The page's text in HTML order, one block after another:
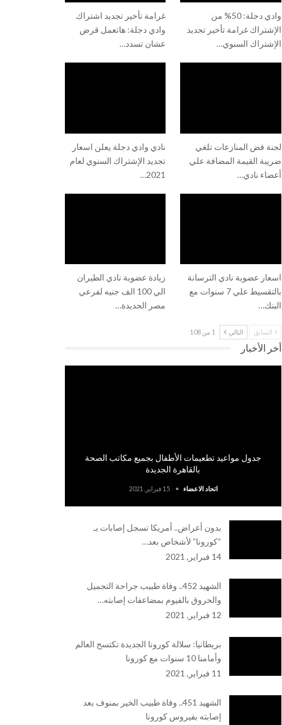
وادي دجلة: 50% من
الإشتراك غرامة تأخير تجديد
الإشتراك السنوي…
غرامة تأخير تجديد اشتراك
وادي دجلة: هاتعمل قرض
عشان تسدد…
لجنة فض المنازعات تلغي
ضريبة القيمة المضافة علي
أعضاء نادي…
نادي وادي دجلة يعلن اسعار
تجديد الإشتراك السنوي لعام
2021…
اسعار عضوية نادي الترسانة
بالتقسيط علي 7 سنوات مع
البنك…
زيادة عضوية نادي الطيران
الي 100 الف جنيه لفرعي
مصر الجديدة…
السابق التالي 1 من 108
أخر الأخبار
جدول مواعيد تطعيمات الأطفال بجميع مكاتب الصحة
بالقاهرة الجديدة
اتحاد الاعضاء 15 فبراير, 2021
بدون أعراض.. أمريكا تسجل إصابات بـ
“كورونا” لأشخاص بعد…
14 فبراير, 2021
الشهيد 452.. وفاة طبيب جراحة التجميل
والحروق بالفيوم بمضاعفات إصابته…
12 فبراير, 2021
بريطانيا: سلالة كورونا الجديدة تكتسح العالم
وأمامنا 10 سنوات مع كورونا
11 فبراير, 2021
الشهيد 451.. وفاة طبيب الخير بمنوف بعد
إصابته بفيروس كورونا